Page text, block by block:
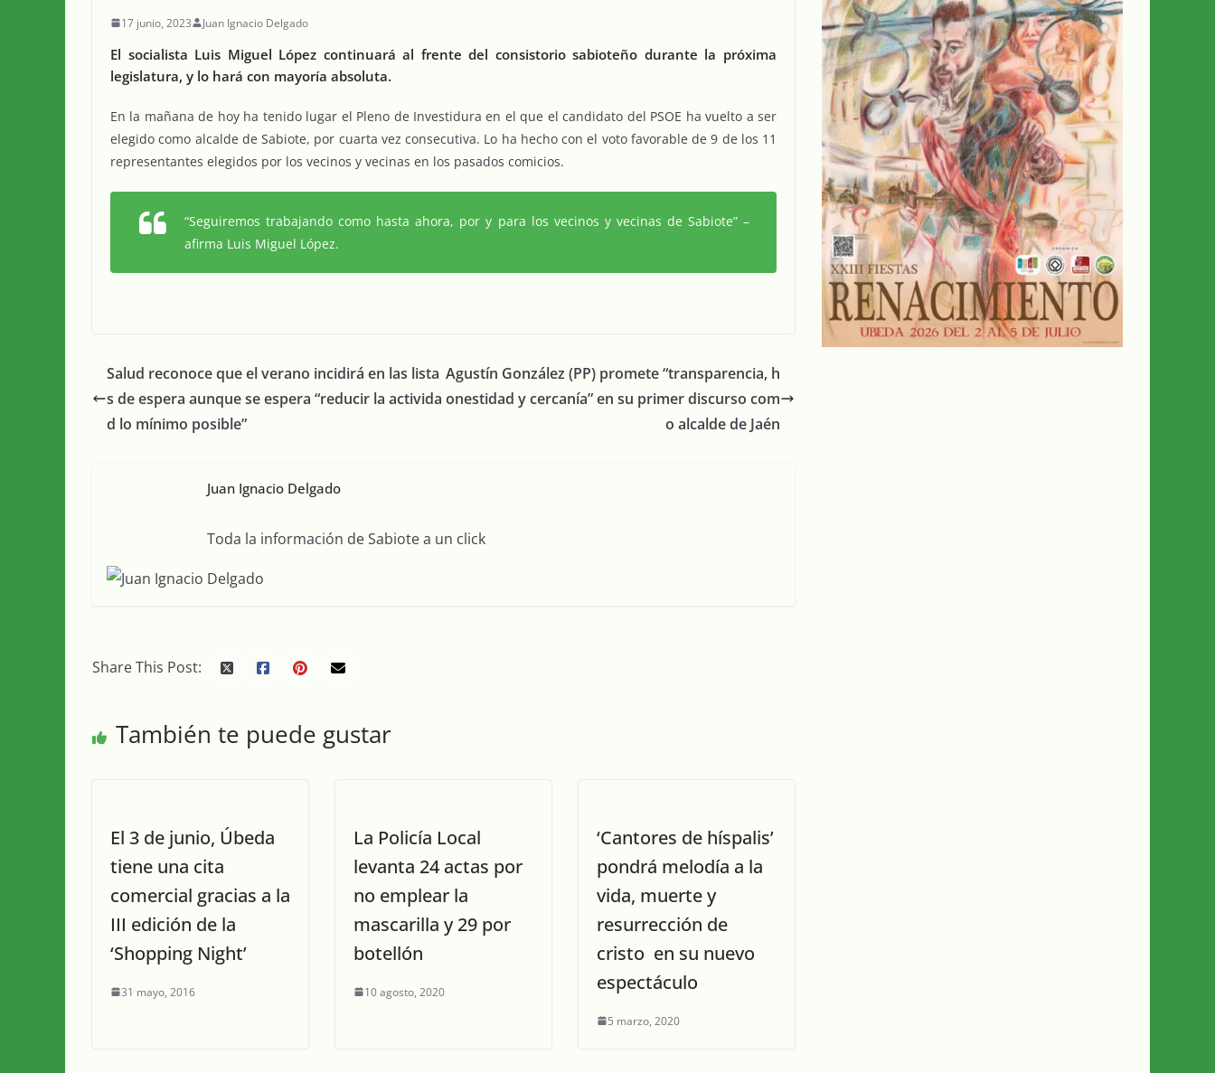
17 junio, 2023 Juan Ignacio Delgado
El socialista Luis Miguel López continuará al frente del consistorio sabioteño durante la próxima
legislatura, y lo hará con mayoría absoluta.
En la mañana de hoy ha tenido lugar el Pleno de Investidura en el que el candidato del PSOE ha vuelto a ser
elegido como alcalde de Sabiote, por cuarta vez consecutiva. Lo ha hecho con el voto favorable de 9 de los 11
representantes elegidos por los vecinos y vecinas en los pasados comicios.
“Seguiremos trabajando como hasta ahora, por y para los vecinos y vecinas de Sabiote”–
afirma Luis Miguel López.
Salud reconoce que el verano incidirá en las lista
s de espera aunque se espera “reducir la activida
d lo mínimo posible”
Agustín González (PP) promete “transparencia, h
onestidad y cercanía” en su primer discurso com
o alcalde de Jaén
Juan Ignacio Delgado
Toda la información de Sabiote a un click
Share This Post:
También te puede gustar
El 3 de junio, Úbeda
tiene una cita
comercial gracias a la
III edición de la
‘Shopping Night’
31 mayo, 2016
La Policía Local
levanta 24 actas por
no emplear la
mascarilla y 29 por
botellón
10 agosto, 2020
‘Cantores de híspalis’
pondrá melodía a la
vida, muerte y
resurrección de
cristo en su nuevo
espectáculo
5 marzo, 2020